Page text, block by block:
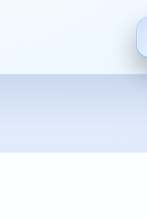
Français हिन्दी